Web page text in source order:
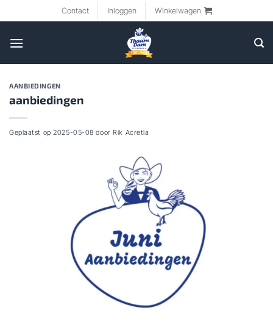
naar
inhoud
Contact Inloggen Winkelwagen
AANBIEDINGEN
aanbiedingen
Geplaatst op2025-05-08 door Rik Acretia